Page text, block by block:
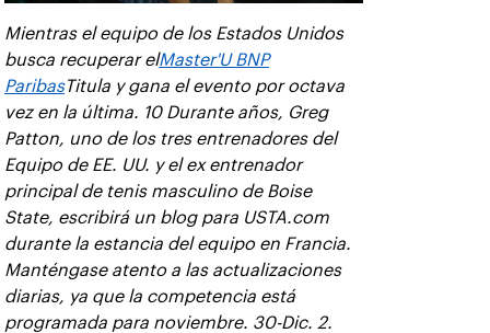
Mientras el equipo de los Estados Unidos
busca recuperar elMaster'U BNP
ParibasTitula y gana el evento por octava
vez en la última. 10 Durante años, Greg
Patton, uno de los tres entrenadores del
Equipo de EE. UU. y el ex entrenador
principal de tenis masculino de Boise
State, escribirá un blog para USTA.com
durante la estancia del equipo en Francia.
Manténgase atento a las actualizaciones
diarias, ya que la competencia está
programada para noviembre. 30-Dic. 2.